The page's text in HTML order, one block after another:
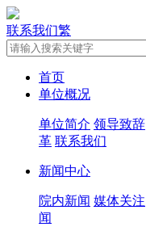
联系我们繁
首页
单位概况
单位简介 领导致辞
革 联系我们
新闻中心
院内新闻 媒体关注
闻